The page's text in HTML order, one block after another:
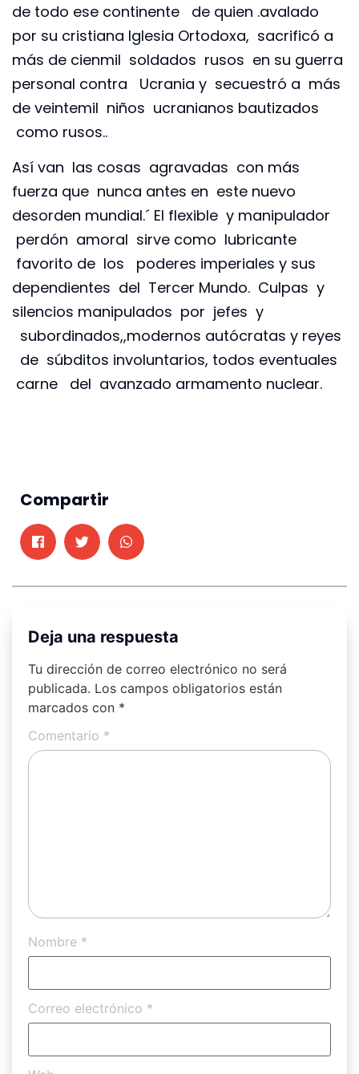
de todo ese continente de quien .avalado
por su cristiana Iglesia Ortodoxa, sacrificó a
más de cienmil soldados rusos en su guerra
personal contra Ucrania y secuestró a más
de veintemil niños ucranianos bautizados
como rusos..
Así van las cosas agravadas con más
fuerza que nunca antes en este nuevo
desorden mundial.´ El flexible y manipulador
perdón amoral sirve como lubricante
favorito de los poderes imperiales y sus
dependientes del Tercer Mundo. Culpas y
silencios manipulados por jefes y
subordinados,,modernos autócratas y reyes
de súbditos involuntarios, todos eventuales
carne del avanzado armamento nuclear.
Compartir
Deja una respuesta
Tu dirección de correo electrónico no será
publicada. Los campos obligatorios están
marcados con *
Comentario *
Nombre *
Correo electrónico *